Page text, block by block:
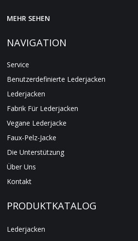
MEHR SEHEN
NAVIGATION
Service
Benutzerdefinierte Lederjacken
Lederjacken
Fabrik Für Lederjacken
Vegane Lederjacke
Faux-Pelz-Jacke
Die Unterstützung
Über Uns
Kontakt
PRODUKTKATALOG
Lederjacken